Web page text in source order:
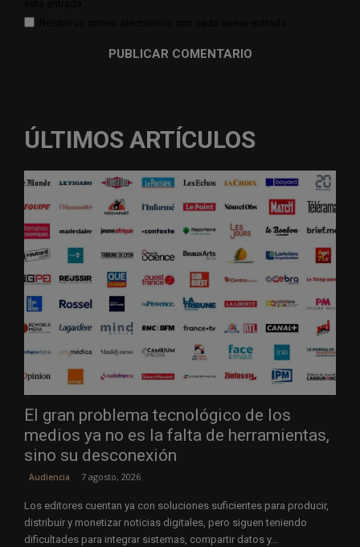
ÚLTIMOS ARTÍCULOS
El gran problema tecnológico de los
medios ya no es la falta de herramientas,
sino su desconexión
Audiencia 7 agosto, 2026
Los editores cuentan ya con soluciones suficientes para producir,
distribuir y monetizar noticias digitales, pero siguen teniendo
dificultades para integrar sistemas, compartir datos y...